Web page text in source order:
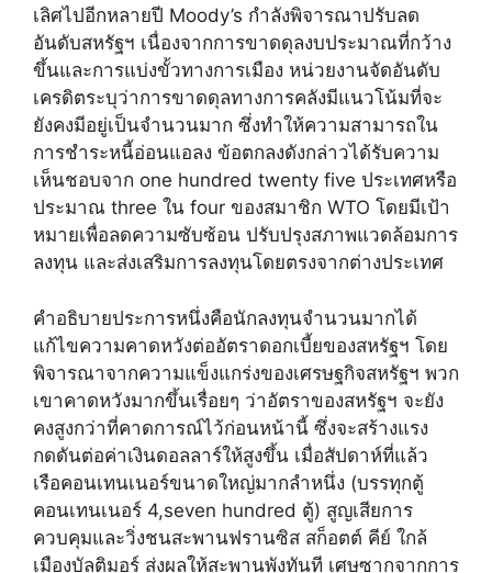
เลิศไปอีกหลายปี Moody’s กำลังพิจารณาปรับลด
อันดับสหรัฐฯ เนื่องจากการขาดดุลงบประมาณที่กว้าง
ขึ้นและการแบ่งขั้วทางการเมือง หน่วยงานจัดอันดับ
เครดิตระบุว่าการขาดดุลทางการคลังมีแนวโน้มที่จะ
ยังคงมีอยู่เป็นจำนวนมาก ซึ่งทำให้ความสามารถใน
การชำระหนี้อ่อนแอลง ข้อตกลงดังกล่าวได้รับความ
เห็นชอบจาก one hundred twenty five ประเทศหรือ
ประมาณ three ใน four ของสมาชิก WTO โดยมีเป้า
หมายเพื่อลดความซับซ้อน ปรับปรุงสภาพแวดล้อมการ
ลงทุน และส่งเสริมการลงทุนโดยตรงจากต่างประเทศ
คำอธิบายประการหนึ่งคือนักลงทุนจำนวนมากได้
แก้ไขความคาดหวังต่ออัตราดอกเบี้ยของสหรัฐฯ โดย
พิจารณาจากความแข็งแกร่งของเศรษฐกิจสหรัฐฯ พวก
เขาคาดหวังมากขึ้นเรื่อยๆ ว่าอัตราของสหรัฐฯ จะยัง
คงสูงกว่าที่คาดการณ์ไว้ก่อนหน้านี้ ซึ่งจะสร้างแรง
กดดันต่อค่าเงินดอลลาร์ให้สูงขึ้น เมื่อสัปดาห์ที่แล้ว
เรือคอนเทนเนอร์ขนาดใหญ่มากลำหนึ่ง (บรรทุกตู้
คอนเทนเนอร์ 4,seven hundred ตู้) สูญเสียการ
ควบคุมและวิ่งชนสะพานฟรานซิส สก็อตต์ คีย์ ใกล้
เมืองบัลติมอร์ ส่งผลให้สะพานพังทันที เศษซากจากการ